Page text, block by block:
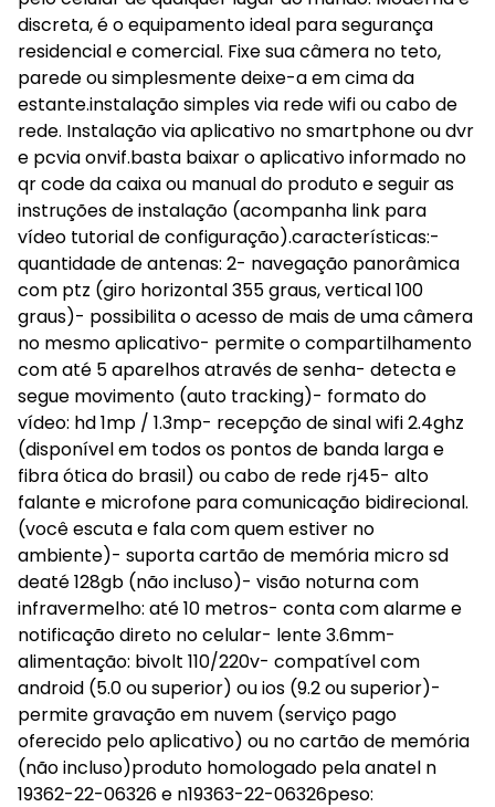
discreta, é o equipamento ideal para segurança
residencial e comercial. Fixe sua câmera no teto,
parede ou simplesmente deixe-a em cima da
estante.instalação simples via rede wifi ou cabo de
rede. Instalação via aplicativo no smartphone ou dvr
e pcvia onvif.basta baixar o aplicativo informado no
qr code da caixa ou manual do produto e seguir as
instruções de instalação (acompanha link para
vídeo tutorial de configuração).características:-
quantidade de antenas: 2- navegação panorâmica
com ptz (giro horizontal 355 graus, vertical 100
graus)- possibilita o acesso de mais de uma câmera
no mesmo aplicativo- permite o compartilhamento
com até 5 aparelhos através de senha- detecta e
segue movimento (auto tracking)- formato do
vídeo: hd 1mp / 1.3mp- recepção de sinal wifi 2.4ghz
(disponível em todos os pontos de banda larga e
fibra ótica do brasil) ou cabo de rede rj45- alto
falante e microfone para comunicação bidirecional.
(você escuta e fala com quem estiver no
ambiente)- suporta cartão de memória micro sd
deaté 128gb (não incluso)- visão noturna com
infravermelho: até 10 metros- conta com alarme e
notificação direto no celular- lente 3.6mm-
alimentação: bivolt 110/220v- compatível com
android (5.0 ou superior) ou ios (9.2 ou superior)-
permite gravação em nuvem (serviço pago
oferecido pelo aplicativo) ou no cartão de memória
(não incluso)produto homologado pela anatel n
19362-22-06326 e n19363-22-06326peso: